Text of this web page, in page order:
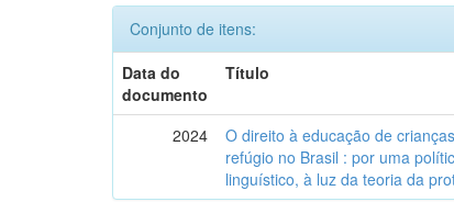
Conjunto de itens:
Data do
documento
Título
2024
O direito à educação de
refúgio no Brasil : por uma
linguístico, à luz da teoria da